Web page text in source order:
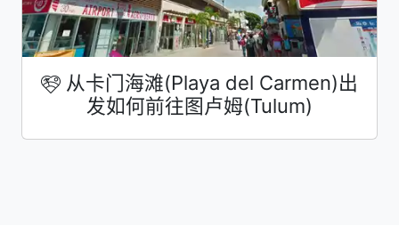
从卡门海滩(Playa del Carmen)出
发如何前往图卢姆(Tulum)